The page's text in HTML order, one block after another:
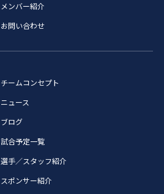
メンバー紹介
お問い合わせ
チームコンセプト
ニュース
ブログ
試合予定一覧
選手／スタッフ紹介
スポンサー紹介